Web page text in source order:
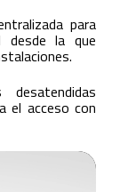
para
la que
el acceso con